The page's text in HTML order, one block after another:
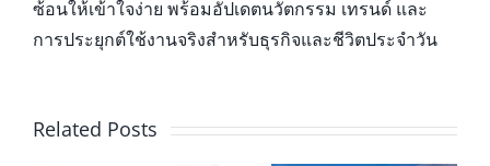
ซ้อนให้เข้าใจง่าย พร้อมอัปเดตนวัตกรรม เทรนด์ และ
การประยุกต์ใช้งานจริงสำหรับธุรกิจและชีวิตประจำวัน
Related Posts